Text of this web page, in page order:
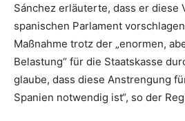
Sánchez erläuterte, dass er diese
spanischen Parlament
Maßnahme trotz der „enormen,
Belastung“ für die Staatskasse
glaube, dass diese Anstrengung
Spanien notwendig ist“, so der